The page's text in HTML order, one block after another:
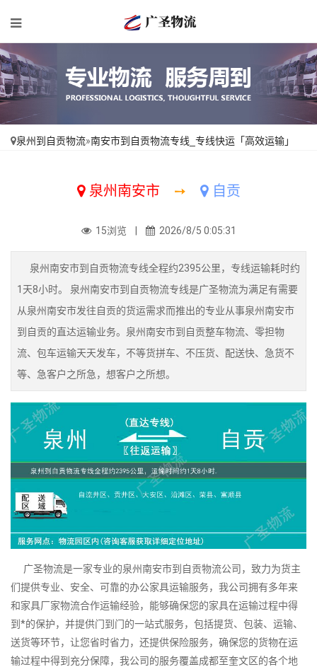
泉州到自贡物流»南安市到自贡物流专线_专线快运「高效运输」
泉州南安市 ➙ 自贡
15浏览 | 2026/8/5 0:05:31
泉州南安市到自贡物流专线全程约2395公里，专线运输耗时约
1天8小时。 泉州南安市到自贡物流专线是广圣物流为满足有需要
从泉州南安市发往自贡的货运需求而推出的专业从事泉州南安市
到自贡的直达运输业务。泉州南安市到自贡整车物流、零担物
流、包车运输天天发车，不等货拼车、不压货、配送快、急货不
等、急客户之所急，想客户之所想。
广圣物流是一家专业的泉州南安市到自贡物流公司，致力为货主
们提供专业、安全、可靠的办公家具运输服务，我公司拥有多年来
和家具厂家物流合作运输经验，能够确保您的家具在运输过程中得
到*的保护，并提供门到门的一站式服务，包括提货、包装、运输、
送货等环节，让您省时省力，还提供保险服务，确保您的货物在运
输过程中得到充分保障，我公司的服务覆盖成都至奎文区的各个地